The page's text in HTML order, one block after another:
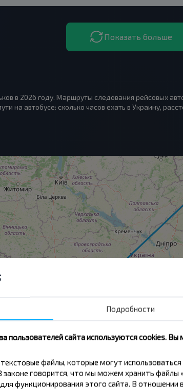
Показать больше
в 2026 году. Маршруты следования рейсовых
на автобусе: сколько часов ехать в Украину,
Подробности
пользователей сайта используются cookies.
файлы, которые могут
законе говорится, что мы можем хранить файлы
функционирования этого сайта. В отношении